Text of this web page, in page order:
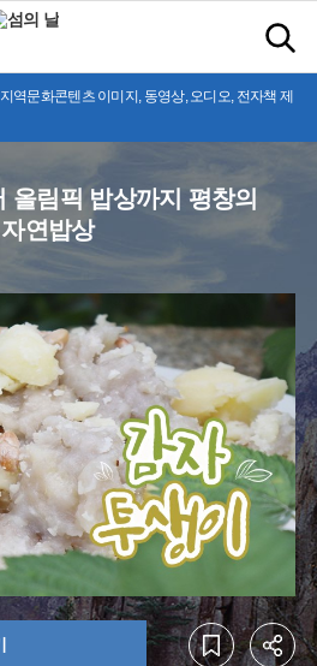
역문화콘텐츠 이미지, 동영상, 오디오, 전자책 제
올림픽 밥상까지 평창의
자연밥상